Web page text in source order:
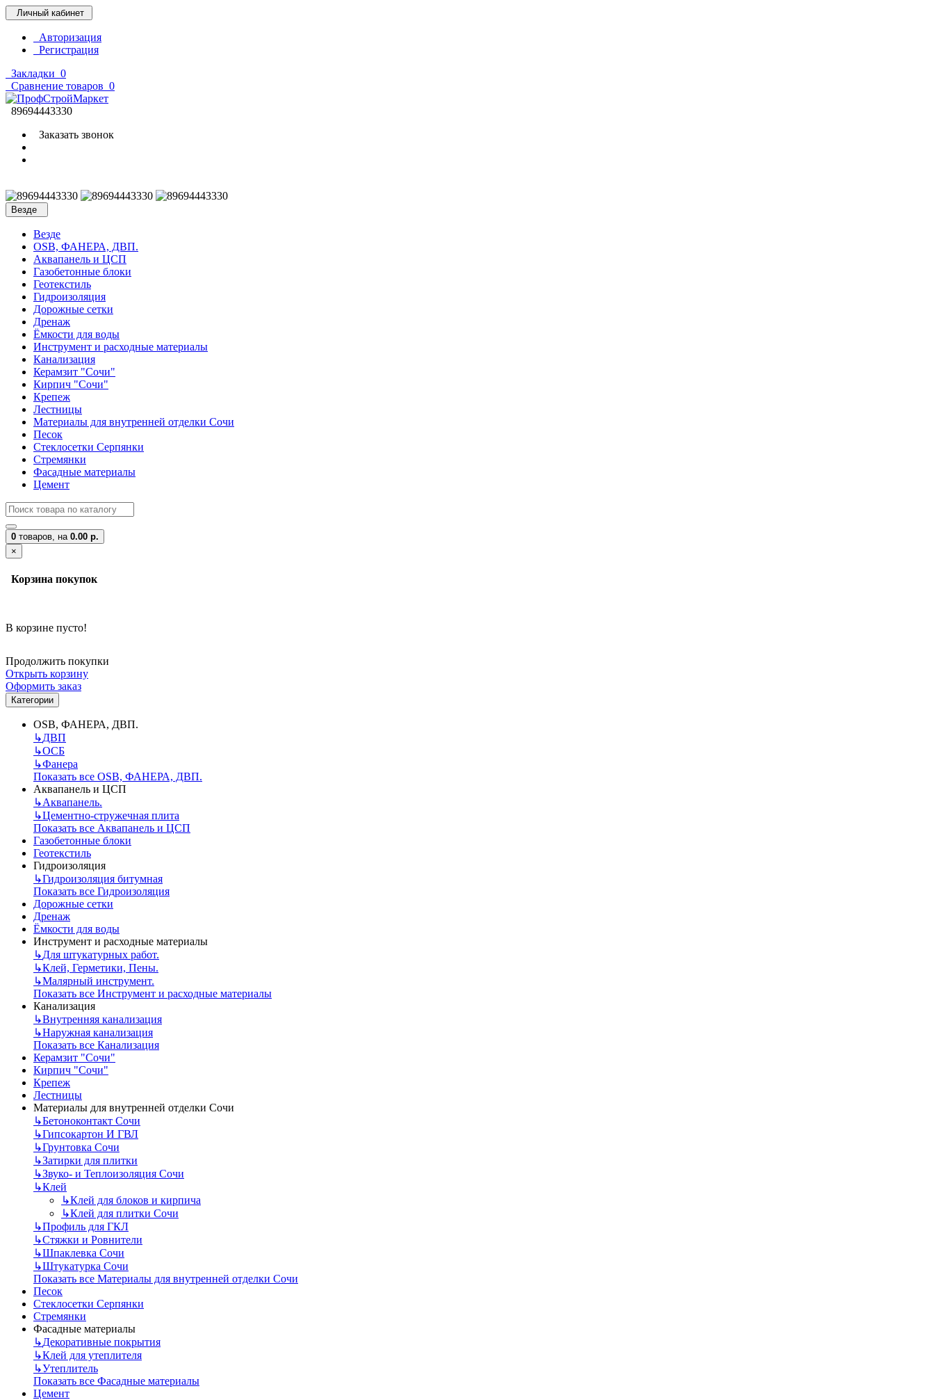
Личный кабинет
Авторизация
Регистрация
Закладки 0
Сравнение товаров 0
89694443330
Заказать звонок
Везде
Везде
OSB, ФАНЕРА, ДВП.
Аквапанель и ЦСП
Газобетонные блоки
Геотекстиль
Гидроизоляция
Дорожные сетки
Дренаж
Ёмкости для воды
Инструмент и расходные материалы
Канализация
Керамзит "Сочи"
Кирпич "Сочи"
Крепеж
Лестницы
Материалы для внутренней отделки Сочи
Песок
Стеклосетки Серпянки
Стремянки
Фасадные материалы
Цемент
0 товаров, на 0.00 р.
×
Корзина покупок
В корзине пусто!
Продолжить покупки
Открыть корзину
Оформить заказ
Категории
OSB, ФАНЕРА, ДВП.
↳ДВП
↳ОСБ
↳Фанера
Показать все OSB, ФАНЕРА, ДВП.
Аквапанель и ЦСП
↳Аквапанель.
↳Цементно-стружечная плита
Показать все Аквапанель и ЦСП
Газобетонные блоки
Геотекстиль
Гидроизоляция
↳Гидроизоляция битумная
Показать все Гидроизоляция
Дорожные сетки
Дренаж
Ёмкости для воды
Инструмент и расходные материалы
↳Для штукатурных работ.
↳Клей, Герметики, Пены.
↳Малярный инструмент.
Показать все Инструмент и расходные материалы
Канализация
↳Внутренняя канализация
↳Наружная канализация
Показать все Канализация
Керамзит "Сочи"
Кирпич "Сочи"
Крепеж
Лестницы
Материалы для внутренней отделки Сочи
↳Бетоноконтакт Сочи
↳Гипсокартон И ГВЛ
↳Грунтовка Сочи
↳Затирки для плитки
↳Звуко- и Теплоизоляция Сочи
↳Клей
↳Клей для блоков и кирпича
↳Клей для плитки Сочи
↳Профиль для ГКЛ
↳Стяжки и Ровнители
↳Шпаклевка Сочи
↳Штукатурка Сочи
Показать все Материалы для внутренней отделки Сочи
Песок
Стеклосетки Серпянки
Стремянки
Фасадные материалы
↳Декоративные покрытия
↳Клей для утеплителя
↳Утеплитель
Показать все Фасадные материалы
Цемент